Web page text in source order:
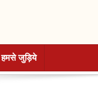
हमसे जुड़िये